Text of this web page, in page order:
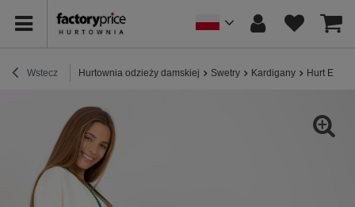
Wstecz Hurtownia odzieży damskiej Swetry Kardigany Hurt Ecru-